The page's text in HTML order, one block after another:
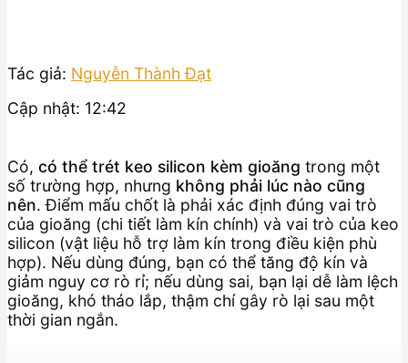
Tác giả: Nguyễn Thành Đạt
Cập nhật: 12:42
Có, có thể trét keo silicon kèm gioăng trong một
số trường hợp, nhưng không phải lúc nào cũng
nên. Điểm mấu chốt là phải xác định đúng vai trò
của gioăng (chi tiết làm kín chính) và vai trò của keo
silicon (vật liệu hỗ trợ làm kín trong điều kiện phù
hợp). Nếu dùng đúng, bạn có thể tăng độ kín và
giảm nguy cơ rò rỉ; nếu dùng sai, bạn lại dễ làm lệch
gioăng, khó tháo lắp, thậm chí gây rò lại sau một
thời gian ngắn.